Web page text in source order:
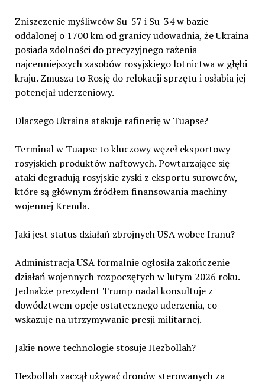
Zniszczenie myśliwców Su-57 i Su-34 w bazie
oddalonej o 1700 km od granicy udowadnia, że Ukraina
posiada zdolności do precyzyjnego rażenia
najcenniejszych zasobów rosyjskiego lotnictwa w głębi
kraju. Zmusza to Rosję do relokacji sprzętu i osłabia jej
potencjał uderzeniowy.
Dlaczego Ukraina atakuje rafinerię w Tuapse?
Terminal w Tuapse to kluczowy węzeł eksportowy
rosyjskich produktów naftowych. Powtarzające się
ataki degradują rosyjskie zyski z eksportu surowców,
które są głównym źródłem finansowania machiny
wojennej Kremla.
Jaki jest status działań zbrojnych USA wobec Iranu?
Administracja USA formalnie ogłosiła zakończenie
działań wojennych rozpoczętych w lutym 2026 roku.
Jednakże prezydent Trump nadal konsultuje z
dowództwem opcje ostatecznego uderzenia, co
wskazuje na utrzymywanie presji militarnej.
Jakie nowe technologie stosuje Hezbollah?
Hezbollah zaczął używać dronów sterowanych za